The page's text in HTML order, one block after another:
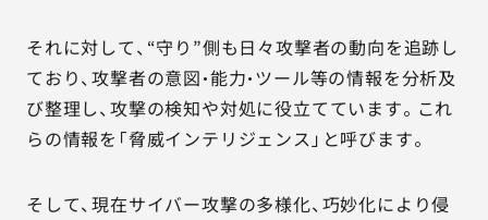
それに対して、“守り”側も日々攻撃者の動向を追跡し
ており、攻撃者の意図・能力・ツール等の情報を分析及
び整理し、攻撃の検知や対処に役立てています。これ
らの情報を「脅威インテリジェンス」と呼びます。
そして、現在サイバー攻撃の多様化、巧妙化により侵